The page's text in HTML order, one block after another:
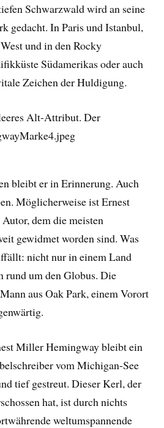
Schwarzwald wird an seine
gedacht. In Paris und Istanbul,
und in den Rocky
Südamerikas oder auch
Zeichen der Huldigung.
bleibt er in Erinnerung. Auch
Möglicherweise ist Ernest
dem die meisten
gewidmet worden sind. Was
nicht nur in einem Land
rund um den Globus. Die
aus Oak Park, einem Vorort
Miller Hemingway bleibt ein
vom Michigan-See
tief gestreut. Dieser Kerl, der
hat, ist durch nichts
weltumspannende